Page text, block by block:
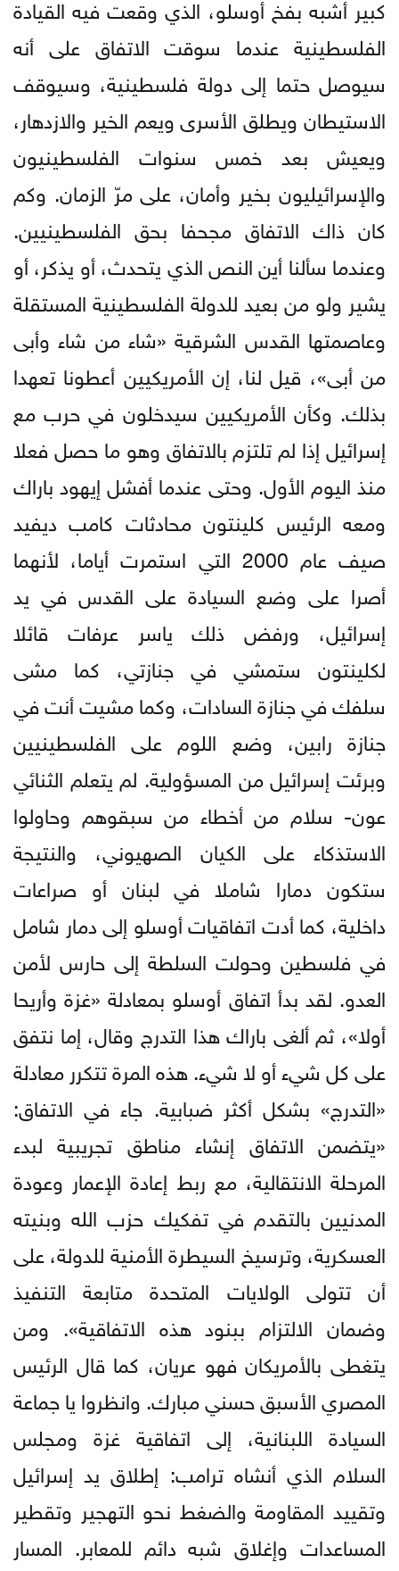
كبير أشبه بفخ أوسلو، الذي وقعت فيه القيادة
الفلسطينية عندما سوقت الاتفاق على أنه
سيوصل حتما إلى دولة فلسطينية، وسيوقف
الاستيطان ويطلق الأسرى ويعم الخير والازدهار،
ويعيش بعد خمس سنوات الفلسطينيون
والإسرائيليون بخير وأمان، على مرّ الزمان. وكم
كان ذاك الاتفاق مجحفا بحق الفلسطينيين.
وعندما سألنا أين النص الذي يتحدث، أو يذكر، أو
يشير ولو من بعيد للدولة الفلسطينية المستقلة
وعاصمتها القدس الشرقية «شاء من شاء وأبى
من أبى»، قيل لنا، إن الأمريكيين أعطونا تعهدا
بذلك. وكأن الأمريكيين سيدخلون في حرب مع
إسرائيل إذا لم تلتزم بالاتفاق وهو ما حصل فعلا
منذ اليوم الأول. وحتى عندما أفشل إيهود باراك
ومعه الرئيس كلينتون محادثات كامب ديفيد
صيف عام 2000 التي استمرت أياما، لأنهما
أصرا على وضع السيادة على القدس في يد
إسرائيل، ورفض ذلك ياسر عرفات قائلا
لكلينتون ستمشي في جنازتي، كما مشى
سلفك في جنازة السادات، وكما مشيت أنت في
جنازة رابين، وضع اللوم على الفلسطينيين
وبرئت إسرائيل من المسؤولية. لم يتعلم الثنائي
عون- سلام من أخطاء من سبقوهم وحاولوا
الاستذكاء على الكيان الصهيوني، والنتيجة
ستكون دمارا شاملا في لبنان أو صراعات
داخلية، كما أدت اتفاقيات أوسلو إلى دمار شامل
في فلسطين وحولت السلطة إلى حارس لأمن
العدو. لقد بدأ اتفاق أوسلو بمعادلة «غزة وأريحا
أولا»، ثم ألغى باراك هذا التدرج وقال، إما نتفق
على كل شيء أو لا شيء. هذه المرة تتكرر معادلة
«التدرج» بشكل أكثر ضبابية. جاء في الاتفاق:
«يتضمن الاتفاق إنشاء مناطق تجريبية لبدء
المرحلة الانتقالية، مع ربط إعادة الإعمار وعودة
المدنيين بالتقدم في تفكيك حزب الله وبنيته
العسكرية، وترسيخ السيطرة الأمنية للدولة، على
أن تتولى الولايات المتحدة متابعة التنفيذ
وضمان الالتزام ببنود هذه الاتفاقية». ومن
يتغطى بالأمريكان فهو عريان، كما قال الرئيس
المصري الأسبق حسني مبارك. وانظروا يا جماعة
السيادة اللبنانية، إلى اتفاقية غزة ومجلس
السلام الذي أنشاه ترامب: إطلاق يد إسرائيل
وتقييد المقاومة والضغط نحو التهجير وتقطير
المساعدات وإغلاق شبه دائم للمعابر. المسار